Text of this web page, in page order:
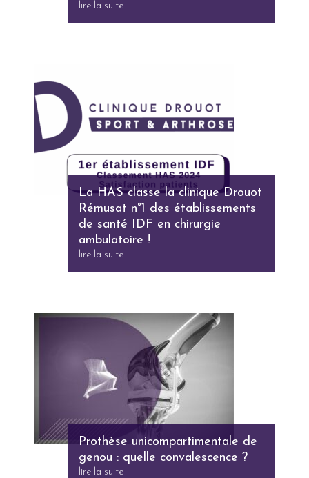
lire la suite
La HAS classe la clinique Drouot
Rémusat n°1 des établissements
de santé IDF en chirurgie
ambulatoire !
lire la suite
Prothèse unicompartimentale de
genou : quelle convalescence ?
lire la suite